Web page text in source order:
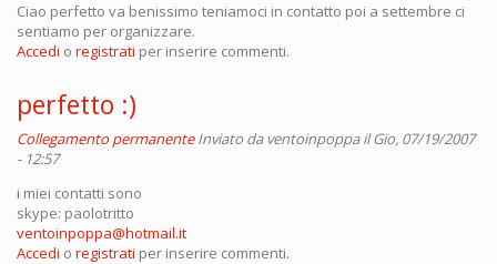
Ciao perfetto va benissimo teniamoci in contatto poi a settembre ci
sentiamo per organizzare.
Accedi o registrati per inserire commenti.
perfetto :)
Collegamento permanente Inviato daventoinpoppail Gio, 07/19/2007
- 12:57
i miei contatti sono
skype: paolotritto
ventoinpoppa@hotmail.it
Accedi o registrati per inserire commenti.